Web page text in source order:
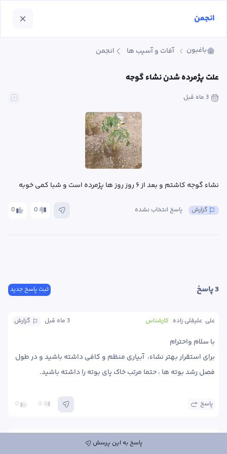
باغبون آفات و آسیب ها انجمن
علت پژمرده شدن نشاء گوجه
3 ماه قبل
نشاء گوجه کاشتم و بعد از ۶ روز روز ها پژمرده است و شبا کمی خوبه
0 0 پاسخ انتخاب نشده گزارش
ثبت پاسخ جدید 3 پاسخ
گزارش 3 ماه قبل کارشناس علی  علیقلی زاده
فصل رشد بوته ها ، حتما مرتب خاک پای بوته را داشته باشید.
0 0 پاسخ
پاسخ به این پرسش
انجمن